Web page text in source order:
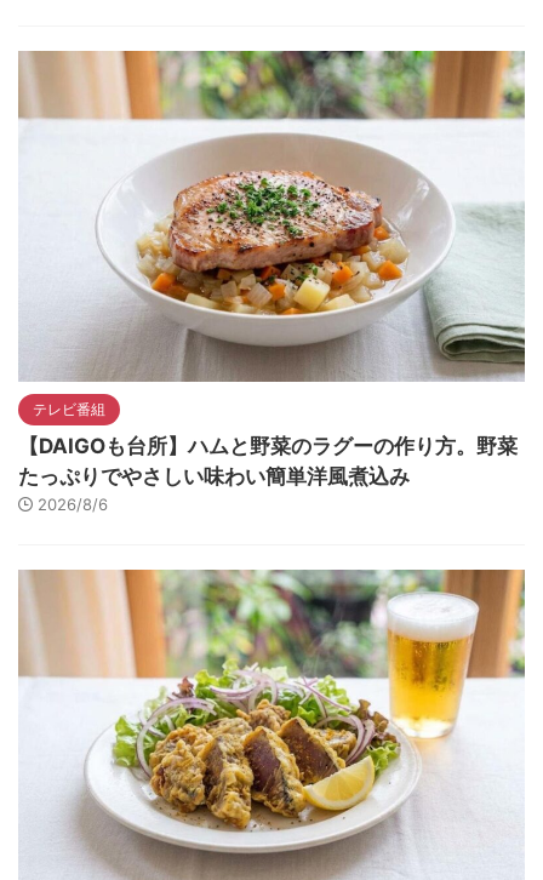
テレビ番組
【DAIGOも台所】ハムと野菜のラグーの作り方。野菜
たっぷりでやさしい味わい簡単洋風煮込み
2026/8/6